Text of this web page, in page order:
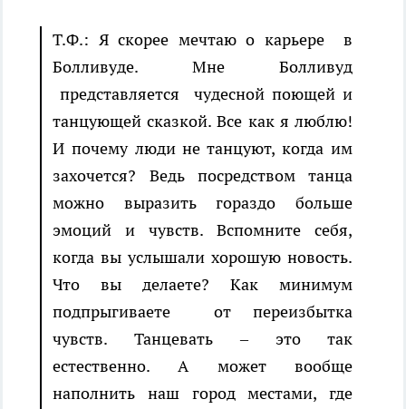
Т.Ф.: Я скорее мечтаю о карьере в
Болливуде. Мне Болливуд
представляется чудесной поющей и
танцующей сказкой. Все как я люблю!
И почему люди не танцуют, когда им
захочется? Ведь посредством танца
можно выразить гораздо больше
эмоций и чувств. Вспомните себя,
когда вы услышали хорошую новость.
Что вы делаете? Как минимум
подпрыгиваете от переизбытка
чувств. Танцевать – это так
естественно. А может вообще
наполнить наш город местами, где